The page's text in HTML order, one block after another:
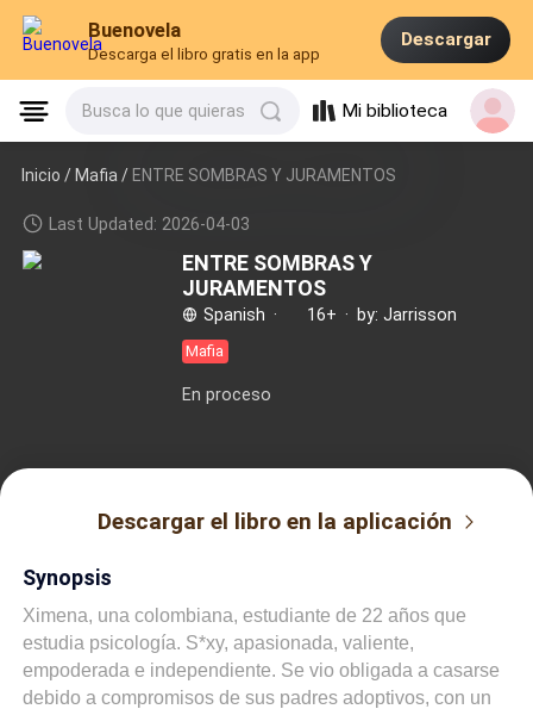
Buenovela
Descarga el libro gratis en la app
Descargar
Busca lo que quieras Mi biblioteca
Inicio /Mafia / ENTRE SOMBRAS Y JURAMENTOS
Last Updated: 2026-04-03
ENTRE SOMBRAS Y
JURAMENTOS
Spanish · 16+ · by: Jarrisson
Mafia
En proceso
Descargar el libro en la aplicación
Synopsis
Ximena, una colombiana, estudiante de 22 años que
estudia psicología. S*xy, apasionada, valiente,
empoderada e independiente. Se vio obligada a casarse
debido a compromisos de sus padres adoptivos, con un